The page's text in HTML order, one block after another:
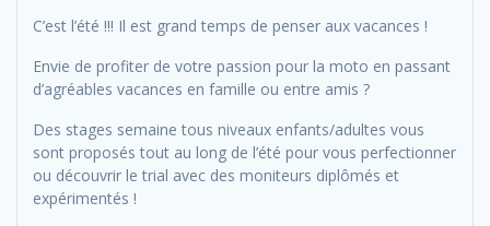
C’est l’été !!! Il est grand temps de penser aux vacances !
Envie de profiter de votre passion pour la moto en passant
d’agréables vacances en famille ou entre amis ?
Des stages semaine tous niveaux enfants/adultes vous
sont proposés tout au long de l’été pour vous perfectionner
ou découvrir le trial avec des moniteurs diplômés et
expérimentés !